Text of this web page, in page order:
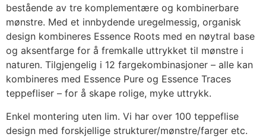
bestående av tre komplementære og kombinerbare
mønstre. Med et innbydende uregelmessig, organisk
design kombineres Essence Roots med en nøytral base
og aksentfarge for å fremkalle uttrykket til mønstre i
naturen. Tilgjengelig i 12 fargekombinasjoner – alle kan
kombineres med Essence Pure og Essence Traces
teppefliser – for å skape rolige, myke uttrykk.
Enkel montering uten lim. Vi har over 100 teppeflise
design med forskjellige strukturer/mønstre/farger etc.